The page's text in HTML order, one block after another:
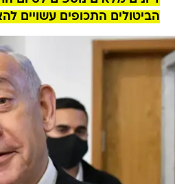
הביטולים התכופים עשויים